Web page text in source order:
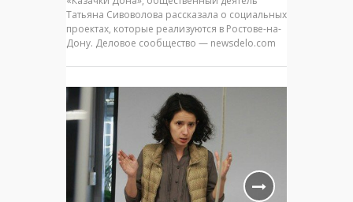
Татьяна Сивоволова рассказала о социальных
проектах, которые реализуются в Ростове-на-
Дону. Деловое сообщество — newsdelo.com